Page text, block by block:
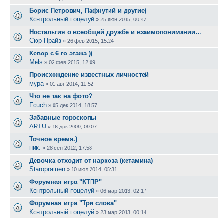
Борис Петрович, Пафнутий и другие)
Контрольный поцелуй » 25 июн 2015, 00:42
Ностальгия о всеобщей дружбе и взаимопонимании…
Сюр-Прайз » 26 фев 2015, 15:24
Ковер с 6-го этажа ))
Mels » 02 фев 2015, 12:09
Происхождение известных личностей
мура » 01 авг 2014, 11:52
Что не так на фото?
Fduch » 05 дек 2014, 18:57
Забавные гороскопы
ARTU » 16 дек 2009, 09:07
Точное время.)
ник. » 28 сен 2012, 17:58
Девочка отходит от наркоза (кетамина)
Staropramen » 10 июл 2014, 05:31
Форумная игра "КТПР"
Контрольный поцелуй » 06 мар 2013, 02:17
Форумная игра "Три слова"
Контрольный поцелуй » 23 мар 2013, 00:14